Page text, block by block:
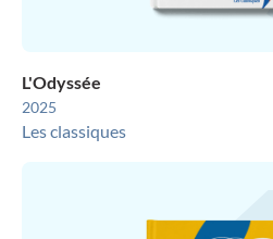
L'Odyssée
2025
Les classiques